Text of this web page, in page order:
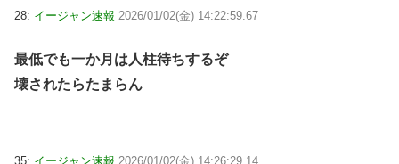
28: イージャン速報 2026/01/02(金) 14:22:59.67
最低でも一か月は人柱待ちするぞ
壊されたらたまらん
35: イージャン速報 2026/01/02(金) 14:26:29.14